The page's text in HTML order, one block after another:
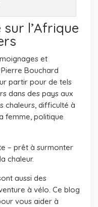
l’Afrique
et
Bouchard
partir pour de tels
dans des pays aux
chaleurs, difficulté à
femme, politique
– prêt à surmonter
chaleur.
aussi des
à vélo. Ce blog
vous aider à